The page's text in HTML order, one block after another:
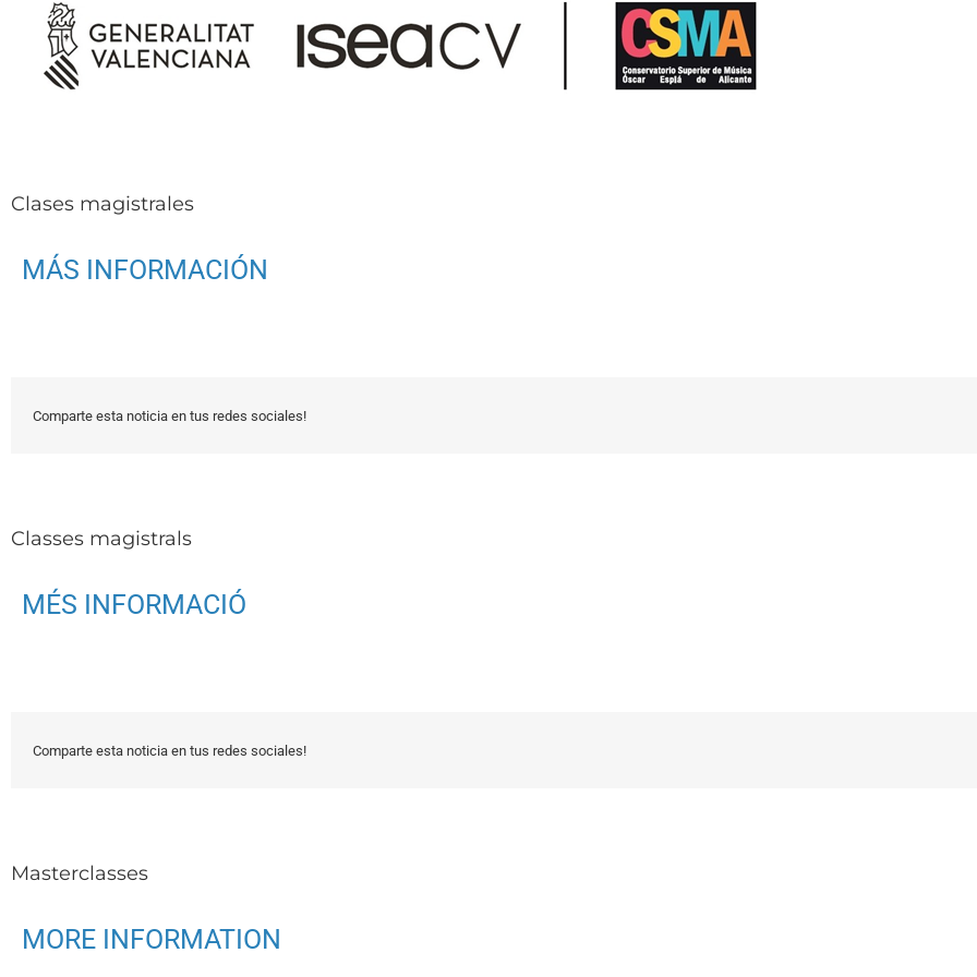
contenido
Clases magistrales
MÁS INFORMACIÓN
Comparte esta noticia en tus redes sociales!
Classes magistrals
MÉS INFORMACIÓ
Comparte esta noticia en tus redes sociales!
Masterclasses
MORE INFORMATION